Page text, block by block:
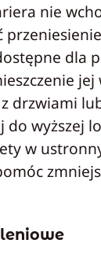
nie
dla
jej
drzwiami
do wyższej
w